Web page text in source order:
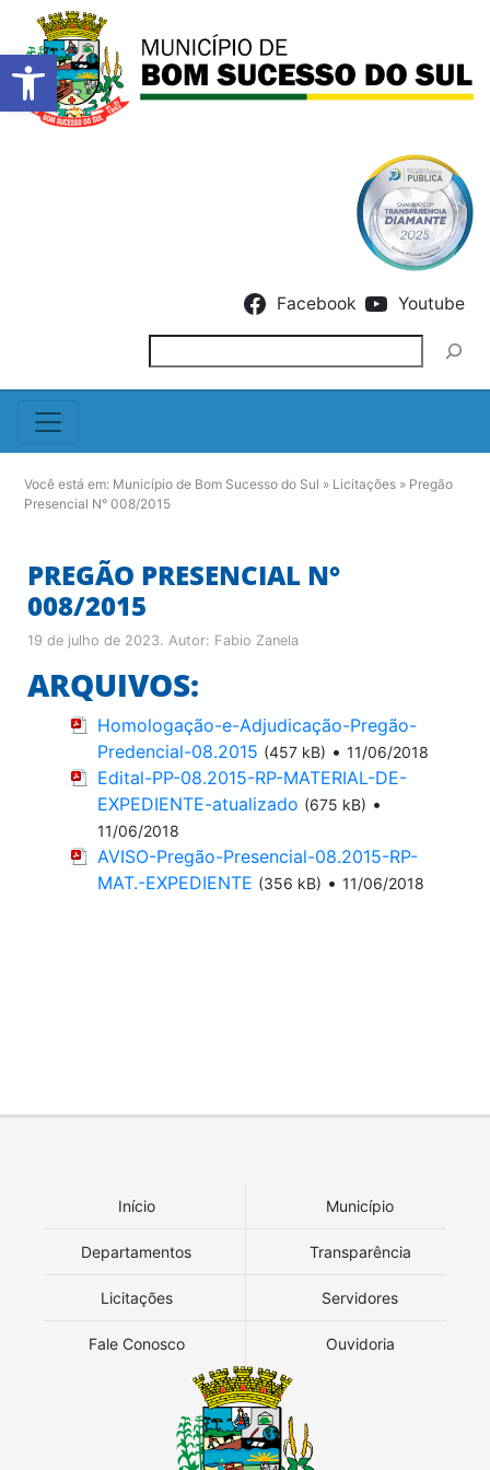
Barra de Ferramentas
Facebook Youtube
Você está em: Município de Bom Sucesso do Sul » Licitações » Pregão
Presencial N° 008/2015
PREGÃO PRESENCIAL N°
008/2015
19 de julho de 2023. Autor: Fabio Zanela
ARQUIVOS:
Homologação-e-Adjudicação-Pregão-
Predencial-08.2015 (457 kB) • 11/06/2018
Edital-PP-08.2015-RP-MATERIAL-DE-
EXPEDIENTE-atualizado (675 kB) •
11/06/2018
AVISO-Pregão-Presencial-08.2015-RP-
MAT.-EXPEDIENTE (356 kB) • 11/06/2018
Início Município
Departamentos Transparência
Licitações Servidores
Fale Conosco Ouvidoria